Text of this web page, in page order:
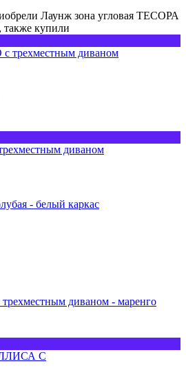
Лаунж зона угловая ТЕСОРА
также купили
трехместным диваном
диваном
- белый каркас
диваном - маренго
С